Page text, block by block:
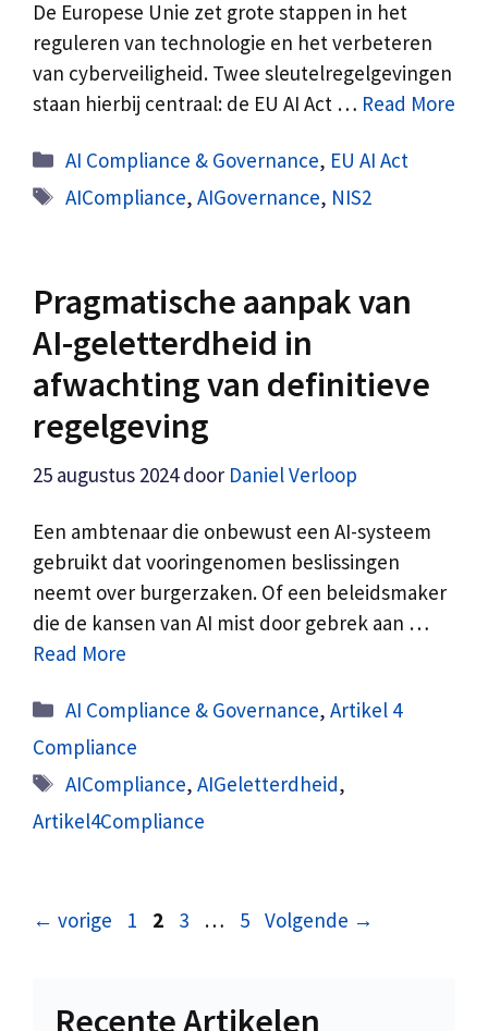
De Europese Unie zet grote stappen in het
reguleren van technologie en het verbeteren
van cyberveiligheid. Twee sleutelregelgevingen
staan hierbij centraal: de EU AI Act … Read More
Categorieën
AI Compliance & Governance, EU AI Act
Tags
AICompliance,AIGovernance, NIS2
Pragmatische aanpak van
AI-geletterdheid in
afwachting van definitieve
regelgeving
25 augustus 2024 door Daniel Verloop
Een ambtenaar die onbewust een AI-systeem
gebruikt dat vooringenomen beslissingen
neemt over burgerzaken. Of een beleidsmaker
die de kansen van AI mist door gebrek aan …
Read More
Categorieën
AI Compliance & Governance,Artikel 4
Compliance
Tags
AICompliance,AIGeletterdheid,
Artikel4Compliance
← vorige Pagina
1 Pagina
2 Pagina
3 … Pagina
5 Volgende →
Recente Artikelen